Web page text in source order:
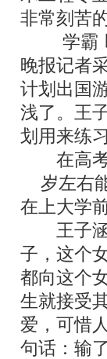
非常刻苦
学霸
晚报记者
计划出国
浅了。王
划用来练
在高考
岁左右
在上大学
王子涵
子，这个
都向这个
生就接受
爱，可惜
句话：输